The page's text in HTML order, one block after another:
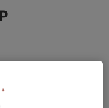
#5 Kansliet